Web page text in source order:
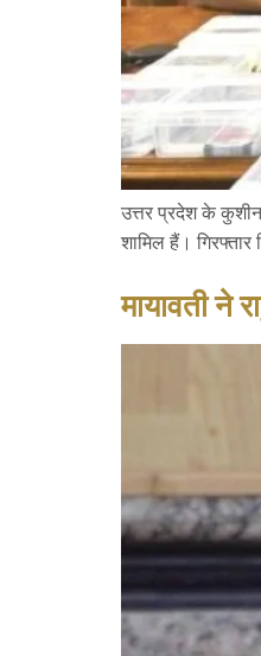
उत्तर प्रदेश के
शामिल हैं। गिरफ्तार
मायावती ने